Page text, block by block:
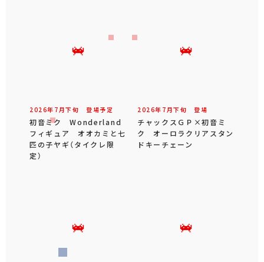
2026年 7 月下旬 登場予定
初音ミク Wonderland
フィギュア オオカミと七
匹の子ヤギ（タイクレ限
定）
2026年 7 月下旬 登場
チャックスＧＰ×初音ミ
ク オーロラクリアスタン
ドキーチェーン